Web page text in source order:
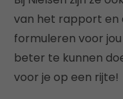
van het rapport en
formuleren voor
beter te kunnen
voor je op een rijte!